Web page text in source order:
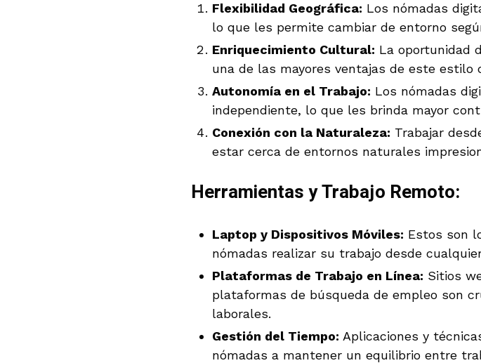
Flexibilidad Geográfica: Los nómadas
lo que les permite cambiar de entorno
Enriquecimiento Cultural: La oportunidad
una de las mayores ventajas de este estilo
Autonomía en el Trabajo: Los nómadas
independiente, lo que les brinda mayor
Conexión con la Naturaleza: Trabajar
estar cerca de entornos naturales
Herramientas y Trabajo Remoto:
Laptop y Dispositivos Móviles: Estos son
nómadas realizar su trabajo desde
Plataformas de Trabajo en Línea: Sitios
plataformas de búsqueda de empleo son
laborales.
Gestión del Tiempo: Aplicaciones y
nómadas a mantener un equilibrio entre